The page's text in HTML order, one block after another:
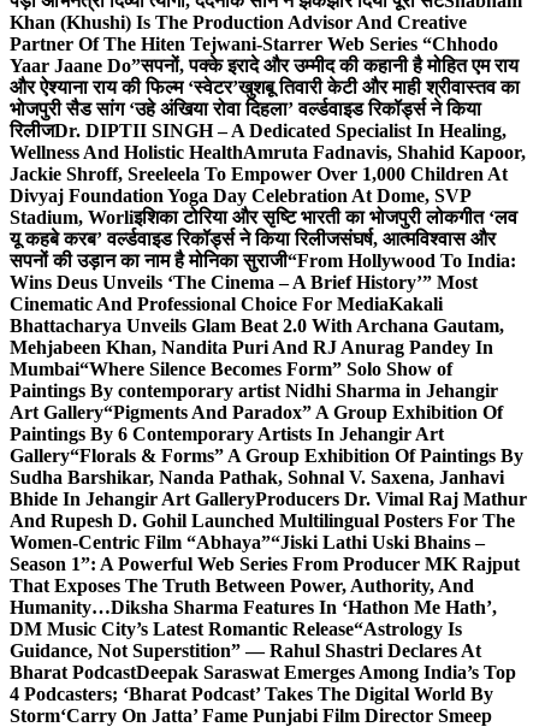
Khan (Khushi) Is The Production Advisor And Creative
Partner Of The Hiten Tejwani-Starrer Web Series “Chhodo
Yaar Jaane Do”सपनों, पक्के इरादे और उम्मीद की कहानी है मोहित एम राय
और ऐश्याना राय की फिल्म ‘स्वेटर’खुशबू तिवारी केटी और माही श्रीवास्तव का
भोजपुरी सैड सांग ‘उहे अंखिया रोवा दिहला’ वर्ल्डवाइड रिकॉर्ड्स ने किया
रिलीजDr. DIPTII SINGH – A Dedicated Specialist In Healing,
Wellness And Holistic HealthAmruta Fadnavis, Shahid Kapoor,
Jackie Shroff, Sreeleela To Empower Over 1,000 Children At
Divyaj Foundation Yoga Day Celebration At Dome, SVP
Stadium, Worliइशिका टोरिया और सृष्टि भारती का भोजपुरी लोकगीत ‘लव
यू कहबे करब’ वर्ल्डवाइड रिकॉर्ड्स ने किया रिलीजसंघर्ष, आत्मविश्वास और
सपनों की उड़ान का नाम है मोनिका सुराजी“From Hollywood To India:
Wins Deus Unveils ‘The Cinema – A Brief History’” Most
Cinematic And Professional Choice For MediaKakali
Bhattacharya Unveils Glam Beat 2.0 With Archana Gautam,
Mehjabeen Khan, Nandita Puri And RJ Anurag Pandey In
Mumbai“Where Silence Becomes Form” Solo Show of
Paintings By contemporary artist Nidhi Sharma in Jehangir
Art Gallery“Pigments And Paradox” A Group Exhibition Of
Paintings By 6 Contemporary Artists In Jehangir Art
Gallery“Florals & Forms” A Group Exhibition Of Paintings By
Sudha Barshikar, Nanda Pathak, Sohnal V. Saxena, Janhavi
Bhide In Jehangir Art GalleryProducers Dr. Vimal Raj Mathur
And Rupesh D. Gohil Launched Multilingual Posters For The
Women-Centric Film “Abhaya”“Jiski Lathi Uski Bhains –
Season 1”: A Powerful Web Series From Producer MK Rajput
That Exposes The Truth Between Power, Authority, And
Humanity…Diksha Sharma Features In ‘Hathon Me Hath’,
DM Music City’s Latest Romantic Release“Astrology Is
Guidance, Not Superstition” — Rahul Shastri Declares At
Bharat PodcastDeepak Saraswat Emerges Among India’s Top
4 Podcasters; ‘Bharat Podcast’ Takes The Digital World By
Storm‘Carry On Jatta’ Fame Punjabi Film Director Smeep